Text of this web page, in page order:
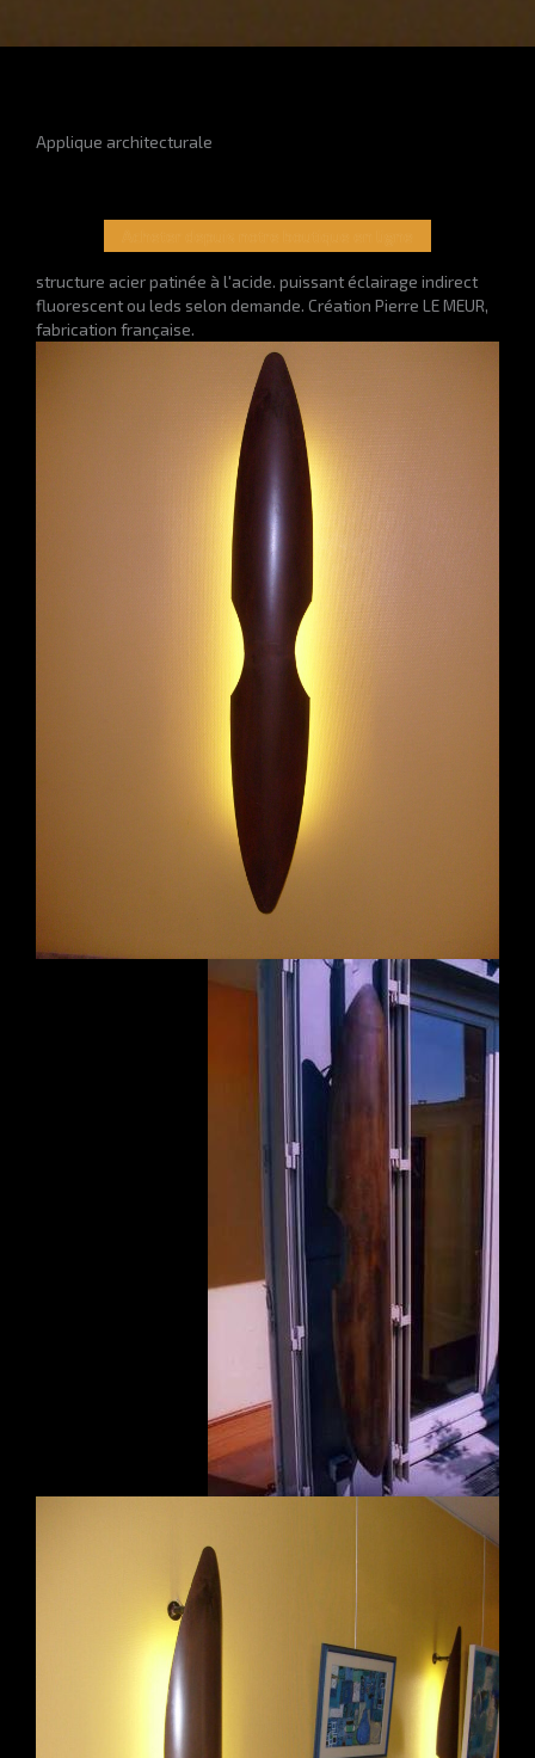
Applique architecturale
structure acier patinée à l'acide. puissant éclairage indirect
fluorescent ou leds selon demande. Création Pierre LE MEUR,
fabrication française.